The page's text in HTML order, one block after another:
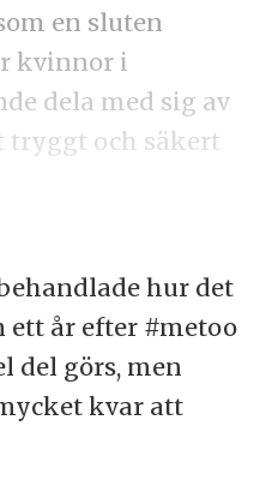
en sluten
kvinnor i
dela med sig av
tryggt och säkert
hur det
ett år efter #metoo
del görs, men
kvar att